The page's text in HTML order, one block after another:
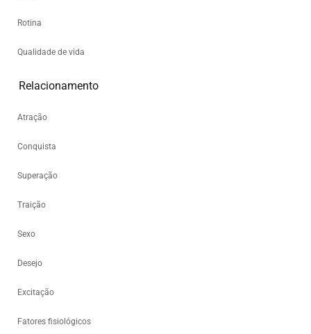
Rotina
Qualidade de vida
Relacionamento
Atração
Conquista
Superação
Traição
Sexo
Desejo
Excitação
Fatores fisiológicos